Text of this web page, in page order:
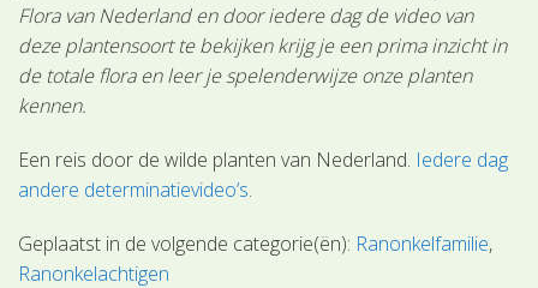
Flora van Nederland en door iedere dag de video van
deze plantensoort te bekijken krijg je een prima inzicht in
de totale flora en leer je spelenderwijze onze planten
kennen.
Een reis door de wilde planten van Nederland. Iedere dag
andere determinatievideo’s.
Geplaatst in de volgende categorie(ën): Ranonkelfamilie
Ranonkelachtigen